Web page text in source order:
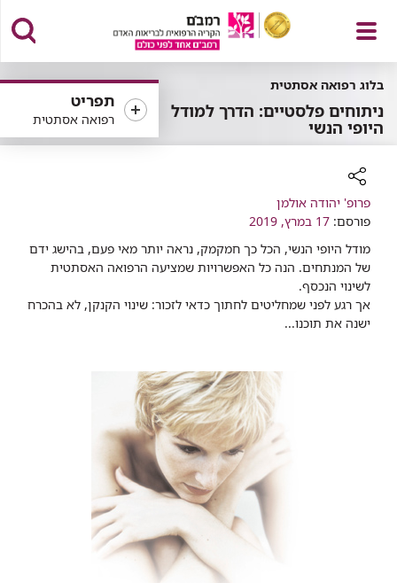
פתח
תפריט
תפריט
רפואה אסתטית
בלוג רפואה אסתטית
ניתוחים פלסטיים: הדרך למודל
היופי הנשי
רכיב
שיתוף
פרופ' יהודה אולמן
פורסם: 17 במרץ, 2019
מודל היופי הנשי, הכל כך חמקמק, נראה יותר מאי פעם, בהישג ידם
של המנתחים. הנה כל האפשרויות שמציעה הרפואה האסתטית
לשינוי הנכסף.
אך רגע לפני שמחליטים לחתוך כדאי לזכור: שינוי הקנקן, לא בהכרח
ישנה את תוכנו...